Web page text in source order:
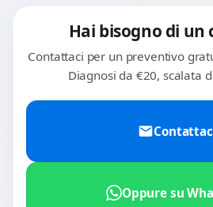
Hai bisogno di un
Contattaci per un preventivo
Diagnosi da €20, scalata
Oppure su